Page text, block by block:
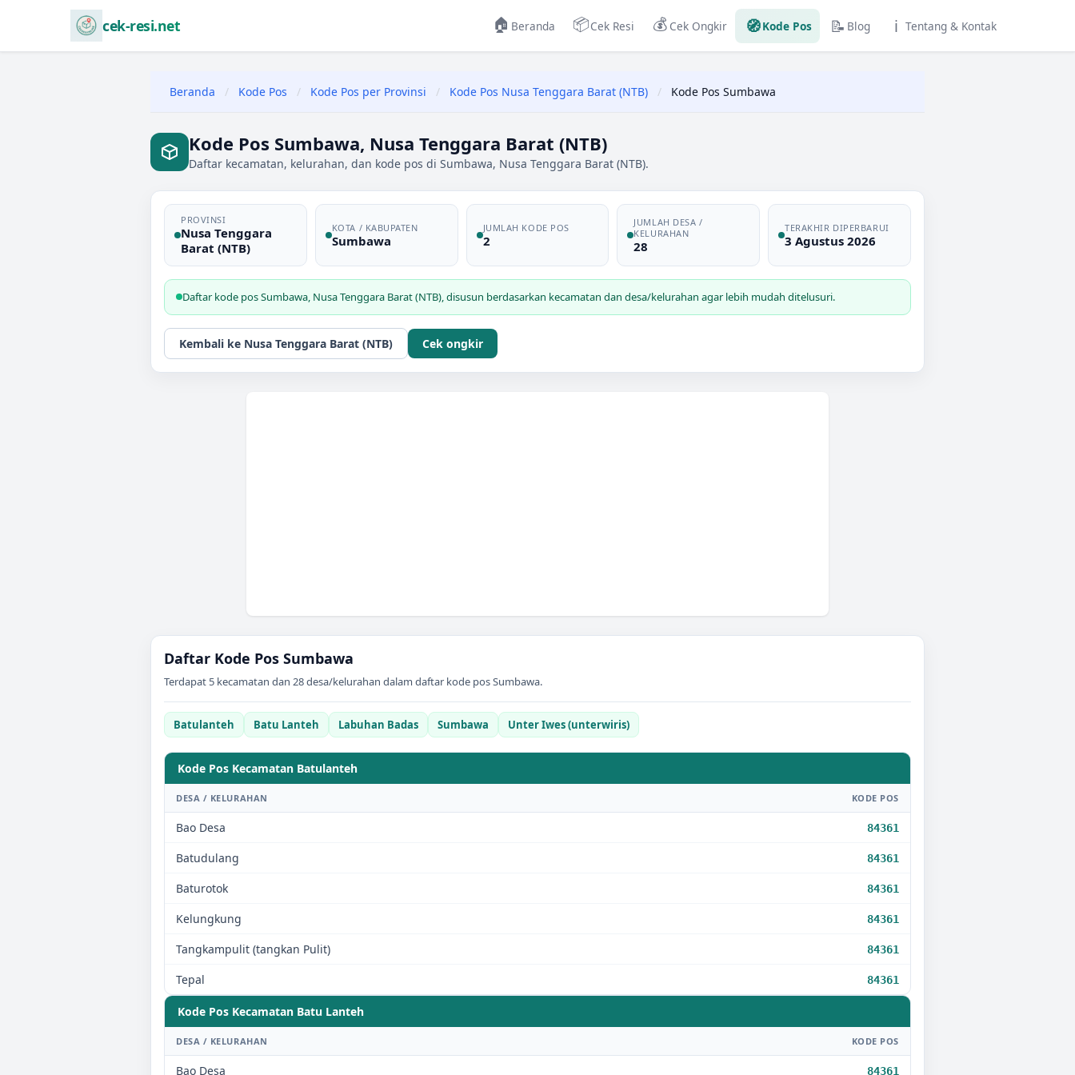
cek-resi.net 🏠 Beranda 📦Cek Resi 💰 Cek Ongkir 🧭Kode Pos 📝 Blog ℹ️ Tentang & Kontak
Beranda / Kode Pos / Kode Pos per Provinsi / Kode Pos Nusa Tenggara Barat (NTB) / Kode Pos Sumbawa
Kode Pos Sumbawa, Nusa Tenggara Barat (NTB)
Daftar kecamatan, kelurahan, dan kode pos di Sumbawa, Nusa Tenggara Barat (NTB).
PROVINSI
Nusa Tenggara
Barat (NTB)
KOTA / KABUPATEN
Sumbawa
JUMLAH KODE POS
2
JUMLAH DESA /
KELURAHAN
28
TERAKHIR DIPERBARUI
3 Agustus 2026
Daftar kode posSumbawa, Nusa Tenggara Barat (NTB), disusun berdasarkan kecamatan dan desa/kelurahan agar lebih mudah ditelusuri.
Kembali ke Nusa Tenggara Barat (NTB) Cek ongkir
Daftar Kode Pos Sumbawa
Terdapat 5 kecamatan dan 28desa/kelurahan dalam daftar kode posSumbawa.
Batulanteh Batu Lanteh Labuhan Badas Sumbawa Unter Iwes (unterwiris)
Kode Pos Kecamatan Batulanteh
DESA / KELURAHAN KODE POS
Bao Desa 84361
Batudulang 84361
Baturotok 84361
Kelungkung 84361
Tangkampulit (tangkan Pulit) 84361
Tepal 84361
Kode Pos Kecamatan Batu Lanteh
DESA / KELURAHAN KODE POS
Bao Desa 84361